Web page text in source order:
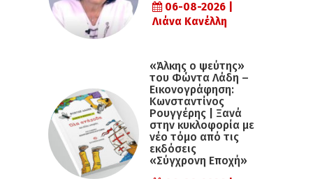
06-08-2026 |
Λιάνα Κανέλλη
«Άλκης ο ψεύτης»
του Φώντα Λάδη –
Εικονογράφηση:
Κωνσταντίνος
Ρουγγέρης | Ξανά
στην κυκλοφορία με
νέο τόμο από τις
εκδόσεις
«Σύγχρονη Εποχή»